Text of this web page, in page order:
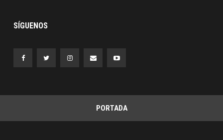
SÍGUENOS
PORTADA